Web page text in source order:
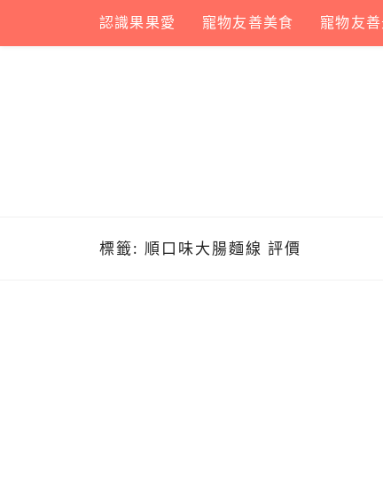
content
認識果果愛 寵物友善美食 寵物友
標籤: 順口味大腸麵線 評價